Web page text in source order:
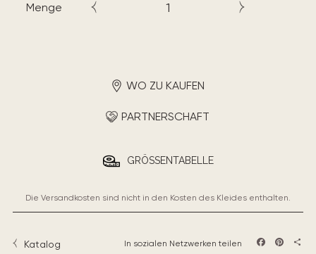
Menge
WO ZU KAUFEN
PARTNERSCHAFT
GRÖSSENTABELLE
Die Versandkosten sind nicht in den Kosten des Kleides enthalten.
Katalog In sozialen Netzwerken teilen